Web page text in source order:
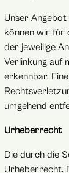
Unser
können wir für
der jeweilige
Verlinkung auf
erkennbar.
umgehend
Urheberrecht
Die durch die
Urheberrecht.